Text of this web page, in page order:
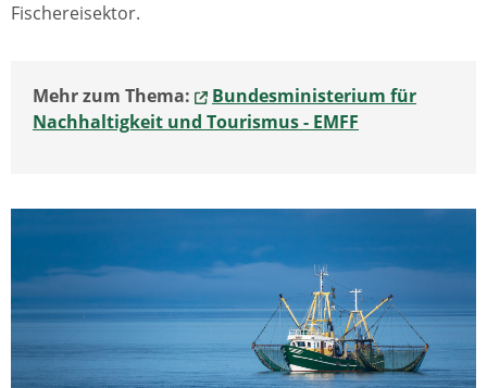
Fischereisektor.
Mehr zum Thema:
Bundesministerium für
Nachhaltigkeit und Tourismus - EMFF